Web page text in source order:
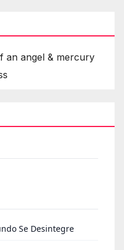
an angel & mercury